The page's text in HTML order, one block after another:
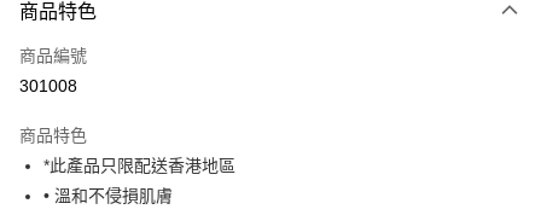
信用卡
Apple Pay
PayMe
WeChat Pay
商品特色
商品編號
301008
商品特色
*此產品只限配送香港地區
• 溫和不侵損肌膚